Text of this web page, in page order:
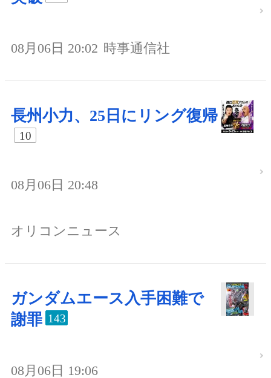
08月06日 20:02 時事通信社
長州小力、25日にリング復帰
10
08月06日 20:48
オリコンニュース
ガンダムエース入手困難で
謝罪 143
08月06日 19:06